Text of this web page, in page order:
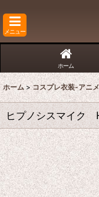
メニュー
ホーム
ホーム > コスプレ衣装-アニメ
ヒプノシスマイク